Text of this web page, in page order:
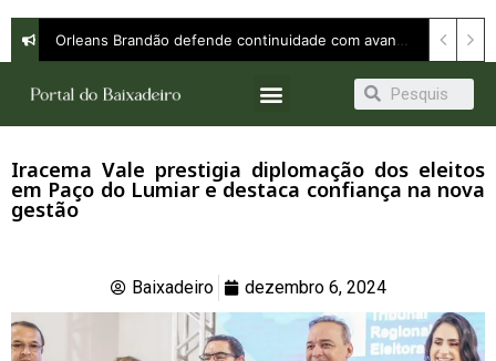
Iracema Vale prestigia diplomação dos eleitos
em Paço do Lumiar e destaca confiança na nova
gestão
Baixadeiro dezembro 6, 2024